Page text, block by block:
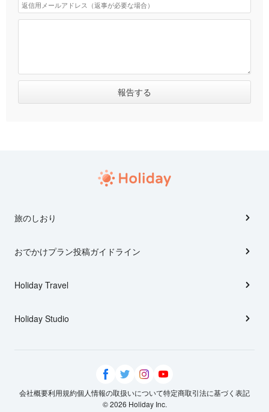
旅のしおり
おでかけプラン投稿ガイドライン
Holiday Travel
Holiday Studio
会社概要利用規約個人情報の取扱いについて特定商取引法に基づく表記
© 2026 Holiday Inc.